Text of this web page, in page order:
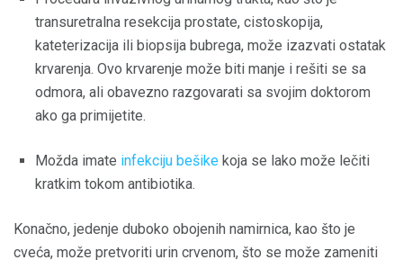
transuretralna resekcija prostate, cistoskopija,
kateterizacija ili biopsija bubrega, može izazvati ostatak
krvarenja. Ovo krvarenje može biti manje i rešiti se sa
odmora, ali obavezno razgovarati sa svojim doktorom
ako ga primijetite.
Možda imate infekciju bešike koja se lako može lečiti
kratkim tokom antibiotika.
Konačno, jedenje duboko obojenih namirnica, kao što je
cveća, može pretvoriti urin crvenom, što se može zameniti